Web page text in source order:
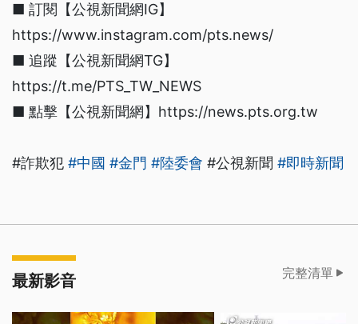
■ 訂閱【公視新聞網IG】
https://www.instagram.com/pts.news/
■ 追蹤【公視新聞網TG】
https://t.me/PTS_TW_NEWS
■ 點擊【公視新聞網】https://news.pts.org.tw
#詐欺犯 #中國 #金門 #陸委會 #公視新聞 #即時新聞
最新影音 完整清單